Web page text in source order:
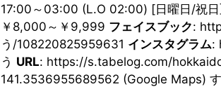
17:00～03:00 (L.O 02:00) [日曜日/祝
￥8,000～￥9,999 フェイスブック:
う/108220825959631 インスタグラム:
う URL: https://s.tabelog.com/
141.3536955689562 (Google Maps)